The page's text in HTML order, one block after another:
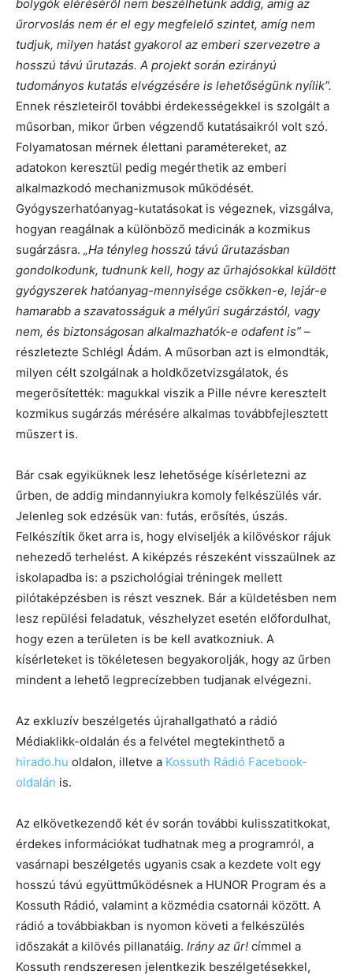
bolygók eléréséről nem beszélhetünk addig, amíg az
űrorvoslás nem ér el egy megfelelő szintet, amíg nem
tudjuk, milyen hatást gyakorol az emberi szervezetre a
hosszú távú űrutazás. A projekt során ezirányú
tudományos kutatás elvégzésére is lehetőségünk nyílik”.
Ennek részleteiről további érdekességekkel is szolgált a
műsorban, mikor űrben végzendő kutatásaikról volt szó.
Folyamatosan mérnek élettani paramétereket, az
adatokon keresztül pedig megérthetik az emberi
alkalmazkodó mechanizmusok működését.
Gyógyszerhatóanyag-kutatásokat is végeznek, vizsgálva,
hogyan reagálnak a különböző medicinák a kozmikus
sugárzásra. „Ha tényleg hosszú távú űrutazásban
gondolkodunk, tudnunk kell, hogy az űrhajósokkal küldött
gyógyszerek hatóanyag-mennyisége csökken-e, lejár-e
hamarabb a szavatosságuk a mélyűri sugárzástól, vagy
nem, és biztonságosan alkalmazhatók-e odafent is” –
részletezte Schlégl Ádám. A műsorban azt is elmondták,
milyen célt szolgálnak a holdkőzetvizsgálatok, és
megerősítették: magukkal viszik a Pille névre keresztelt
kozmikus sugárzás mérésére alkalmas továbbfejlesztett
műszert is.
Bár csak egyiküknek lesz lehetősége kísérletezni az
űrben, de addig mindannyiukra komoly felkészülés vár.
Jelenleg sok edzésük van: futás, erősítés, úszás.
Felkészítik őket arra is, hogy elviseljék a kilövéskor rájuk
nehezedő terhelést. A kiképzés részeként visszaülnek az
iskolapadba is: a pszichológiai tréningek mellett
pilótaképzésben is részt vesznek. Bár a küldetésben nem
lesz repülési feladatuk, vészhelyzet esetén előfordulhat,
hogy ezen a területen is be kell avatkozniuk. A
kísérleteket is tökéletesen begyakorolják, hogy az űrben
mindent a lehető legprecízebben tudjanak elvégezni.
Az exkluzív beszélgetés újrahallgatható a rádió
Médiaklikk-oldalán és a felvétel megtekinthető a
hirado.hu oldalon, illetve a Kossuth Rádió Facebook-
oldalán is.
Az elkövetkezendő két év során további kulisszatitkokat,
érdekes információkat tudhatnak meg a programról, a
vasárnapi beszélgetés ugyanis csak a kezdete volt egy
hosszú távú együttműködésnek a HUNOR Program és a
Kossuth Rádió, valamint a közmédia csatornái között. A
rádió a továbbiakban is nyomon követi a felkészülés
időszakát a kilövés pillanatáig. Irány az űr! címmel a
Kossuth rendszeresen jelentkezik beszélgetésekkel,